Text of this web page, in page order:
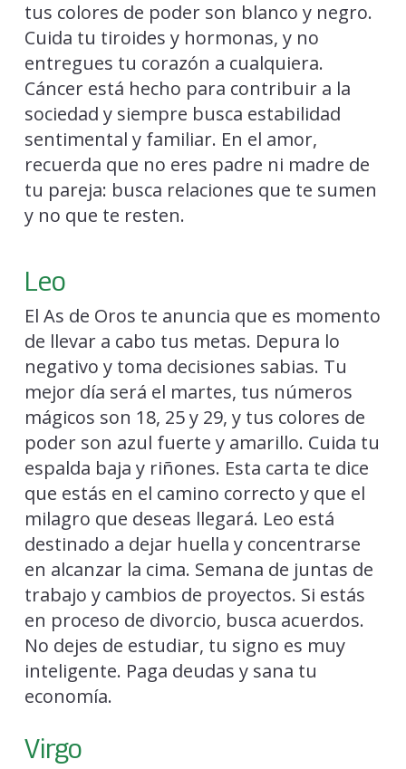
tus colores de poder son blanco y negro.
Cuida tu tiroides y hormonas, y no
entregues tu corazón a cualquiera.
Cáncer está hecho para contribuir a la
sociedad y siempre busca estabilidad
sentimental y familiar. En el amor,
recuerda que no eres padre ni madre de
tu pareja: busca relaciones que te sumen
y no que te resten.
Leo
El As de Oros te anuncia que es momento
de llevar a cabo tus metas. Depura lo
negativo y toma decisiones sabias. Tu
mejor día será el martes, tus números
mágicos son 18, 25 y 29, y tus colores de
poder son azul fuerte y amarillo. Cuida tu
espalda baja y riñones. Esta carta te dice
que estás en el camino correcto y que el
milagro que deseas llegará. Leo está
destinado a dejar huella y concentrarse
en alcanzar la cima. Semana de juntas de
trabajo y cambios de proyectos. Si estás
en proceso de divorcio, busca acuerdos.
No dejes de estudiar, tu signo es muy
inteligente. Paga deudas y sana tu
economía.
Virgo